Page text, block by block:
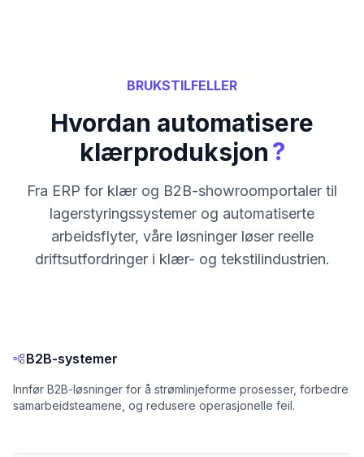
BRUKSTILFELLER
Hvordan automatisere
klærproduksjon?
Fra ERP for klær og B2B-showroomportaler til
lagerstyringssystemer og automatiserte
arbeidsflyter, våre løsninger løser reelle
driftsutfordringer i klær- og tekstilindustrien.
B2B-systemer
Innfør B2B-løsninger for å strømlinjeforme prosesser, forbedre
samarbeidsteamene, og redusere operasjonelle feil.